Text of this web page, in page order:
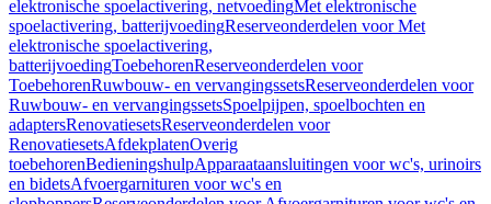
elektronische spoelactivering, netvoedingMet elektronische
spoelactivering, batterijvoedingReserveonderdelen voor Met
elektronische spoelactivering,
batterijvoedingToebehorenReserveonderdelen voor
ToebehorenRuwbouw- en vervangingssetsReserveonderdelen voor
Ruwbouw- en vervangingssetsSpoelpijpen, spoelbochten en
adaptersRenovatiesetsReserveonderdelen voor
RenovatiesetsAfdekplatenOverig
toebehorenBedieningshulpApparaataansluitingen voor wc's, urinoirs
en bidetsAfvoergarnituren voor wc's en